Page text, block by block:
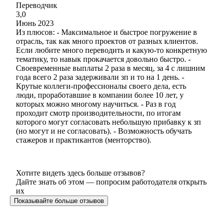
Переводчик
3,0
Июнь 2023
Из плюсов: - Максимальное и быстрое погружение в
отрасль, так как много проектов от разных клиентов.
Если любите много переводить и какую-то конкретную
тематику, то навык прокачается довольно быстро. -
Своевременные выплаты 2 раза в месяц, за 4 с лишним
года всего 2 раза задерживали зп и то на 1 день. -
Крутые коллеги-профессионалы своего дела, есть
люди, проработавшие в компании более 10 лет, у
которых можно многому научиться. - Раз в год
проходит смотр производительности, по итогам
которого могут согласовать небольшую прибавку к зп
(но могут и не согласовать). - Возможность обучать
стажеров и практикантов (менторство).
Хотите видеть здесь больше отзывов?
Дайте знать об этом — попросим работодателя открыть
их
Показывайте больше отзывов